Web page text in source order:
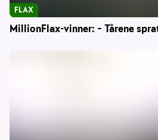
MillionFlax-vinner: – Tårene
FLAX